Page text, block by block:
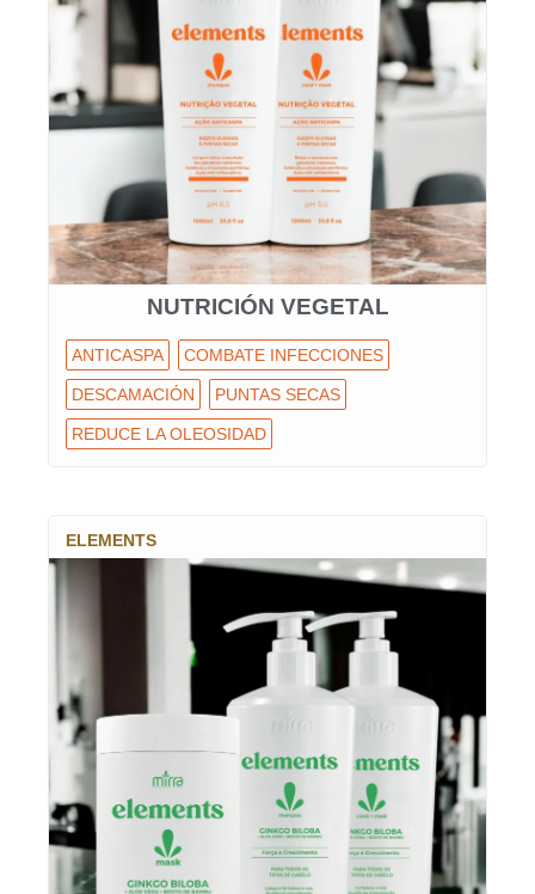
NUTRICIÓN VEGETAL
ANTICASPA COMBATE INFECCIONES
DESCAMACIÓN PUNTAS SECAS
REDUCE LA OLEOSIDAD
ELEMENTS